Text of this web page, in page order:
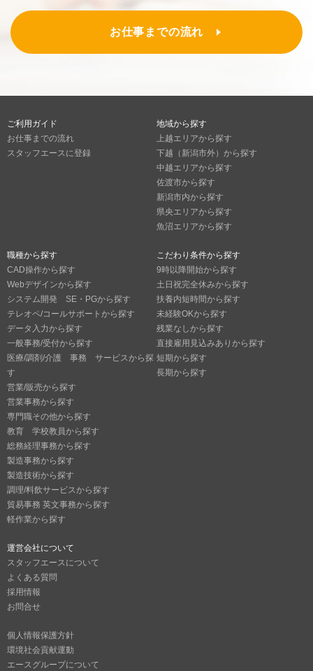
お仕事までの流れ
ご利用ガイド
お仕事までの流れ
スタッフエースに登録
地域から探す
上越エリアから探す
下越（新潟市外）から探す
中越エリアから探す
佐渡市から探す
新潟市内から探す
県央エリアから探す
魚沼エリアから探す
職種から探す
CAD操作から探す
Webデザインから探す
システム開発 SE・PGから探す
テレオペ/コールサポートから探す
データ入力から探す
一般事務/受付から探す
医療/調剤/介護 事務 サービスから探
す
営業/販売から探す
営業事務から探す
専門職その他から探す
教育 学校教員から探す
総務経理事務から探す
製造事務から探す
製造技術から探す
調理/料飲サービスから探す
貿易事務 英文事務から探す
軽作業から探す
こだわり条件から探す
9時以降開始から探す
土日祝完全休みから探す
扶養内短時間から探す
未経験OKから探す
残業なしから探す
直接雇用見込みありから探す
短期から探す
長期から探す
運営会社について
スタッフエースについて
よくある質問
採用情報
お問合せ
個人情報保護方針
環境社会貢献運動
エースグループについて